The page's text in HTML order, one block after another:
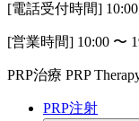
[電話受付時間]
[営業時間] 10:00 〜
PRP治療 PRP
PRP注射